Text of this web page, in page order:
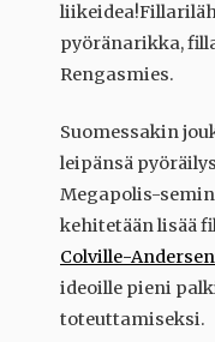
pyöränarikka,
Rengasmies.
Suomessakin
leipänsä
Megapolis-
kehitetään lisää
Colville-
ideoille pieni
toteuttamiseksi.